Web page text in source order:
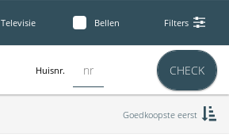
Televisie Bellen Filters
Huisnr. CHECK
Goedkoopste eerst